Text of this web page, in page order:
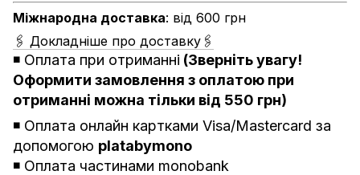
Міжнародна доставка: від 600 грн
🖇 Докладніше про доставку🖇
◾️ Оплата при отриманні (Зверніть увагу!
Оформити замовлення з оплатою при
отриманні можна тільки від 550 грн)
◾️ Оплата онлайн картками Visa/Mastercard за
допомогою platabymono
◾️ Оплата частинами monobank